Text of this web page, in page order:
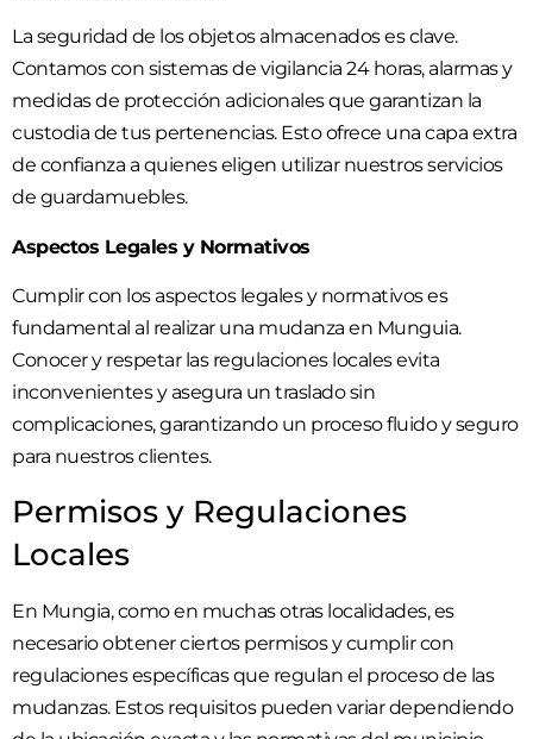
La seguridad de los objetos almacenados es clave.
Contamos con sistemas de vigilancia 24 horas, alarmas y
medidas de protección adicionales que garantizan la
custodia de tus pertenencias. Esto ofrece una capa extra
de confianza a quienes eligen utilizar nuestros servicios
de guardamuebles.
Aspectos Legales y Normativos
Cumplir con los aspectos legales y normativos es
fundamental al realizar una mudanza en Munguia.
Conocer y respetar las regulaciones locales evita
inconvenientes y asegura un traslado sin
complicaciones, garantizando un proceso fluido y seguro
para nuestros clientes.
Permisos y Regulaciones
Locales
En Mungia, como en muchas otras localidades, es
necesario obtener ciertos permisos y cumplir con
regulaciones específicas que regulan el proceso de las
mudanzas. Estos requisitos pueden variar dependiendo